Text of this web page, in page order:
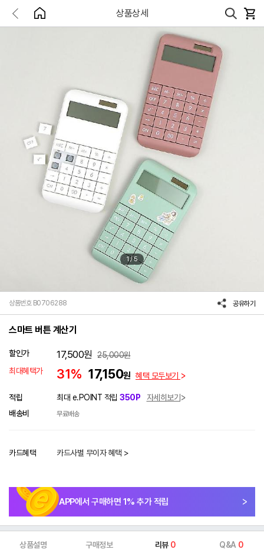
상품상세
1/5
상품번호 B0706288 공유하기
스마트 버튼 계산기
할인가 17,500원 25,000원
최대혜택가
31% 17,150원 혜택 모두보기
적립 최대 e.POINT 적립 350P
자세히보기
배송비
무료배송
카드혜택 카드사별 무이자 혜택 >
APP에서 구매하면 1% 추가 적립
상품설명 구매정보 리뷰 0 Q&A 0